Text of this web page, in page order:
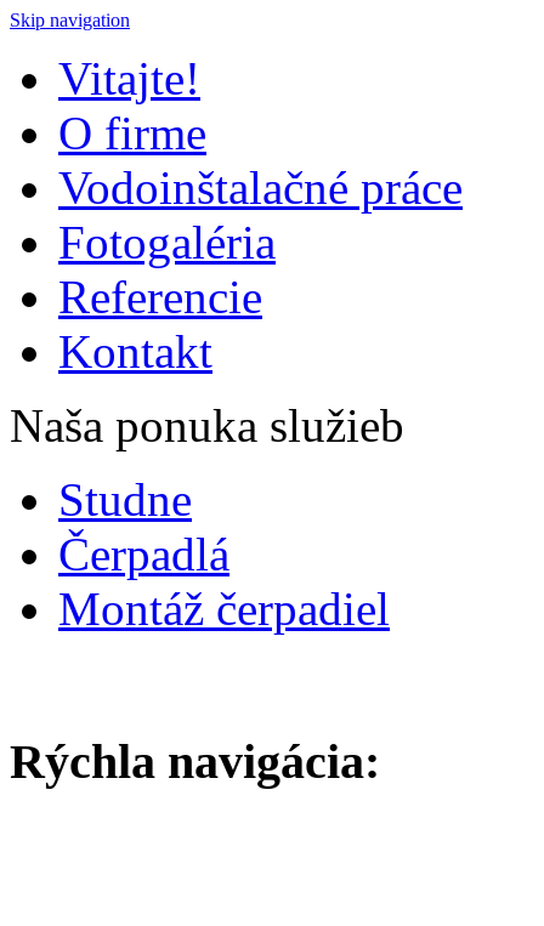
Skip navigation
Vitajte!
O firme
Vodoinštalačné práce
Fotogaléria
Referencie
Kontakt
Naša ponuka služieb
Studne
Čerpadlá
Montáž čerpadiel
Rýchla navigácia: